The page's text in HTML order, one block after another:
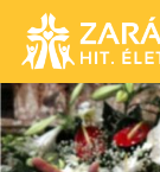
content